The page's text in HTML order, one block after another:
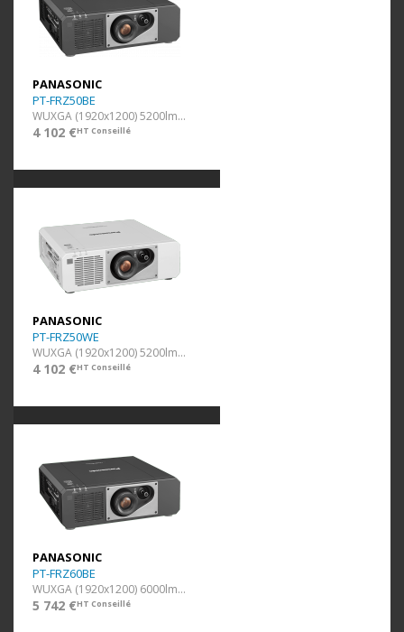
PANASONIC
PT-FRZ50BE
WUXGA (1920x1200) 5200lm noir
4 102 €HT Conseillé
PANASONIC
PT-FRZ50WE
WUXGA (1920x1200) 5200lm blanc
4 102 €HT Conseillé
PANASONIC
PT-FRZ60BE
WUXGA (1920x1200) 6000lm noir
5 742 €HT Conseillé